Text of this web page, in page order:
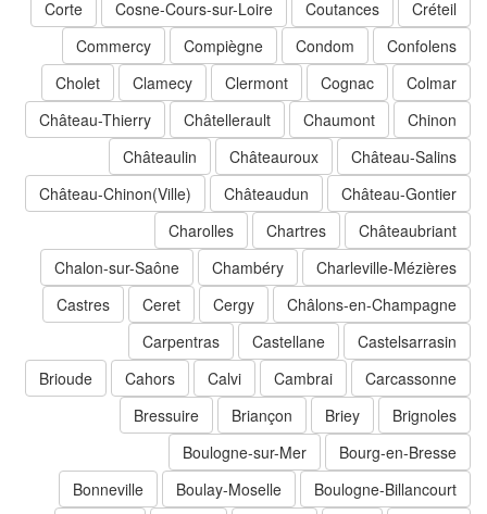
Créteil
Coutances
Cosne-Cours-sur-Loire
Corte
Confolens
Condom
Compiègne
Commercy
Colmar
Cognac
Clermont
Clamecy
Cholet
Chinon
Chaumont
Châtellerault
Château-Thierry
Château-Salins
Châteauroux
Châteaulin
Château-Gontier
Châteaudun
Château-Chinon(Ville)
Châteaubriant
Chartres
Charolles
Charleville-Mézières
Chambéry
Chalon-sur-Saône
Châlons-en-Champagne
Cergy
Ceret
Castres
Castelsarrasin
Castellane
Carpentras
Carcassonne
Cambrai
Calvi
Cahors
Brioude
Brignoles
Briey
Briançon
Bressuire
Bourg-en-Bresse
Boulogne-sur-Mer
Boulogne-Billancourt
Boulay-Moselle
Bonneville